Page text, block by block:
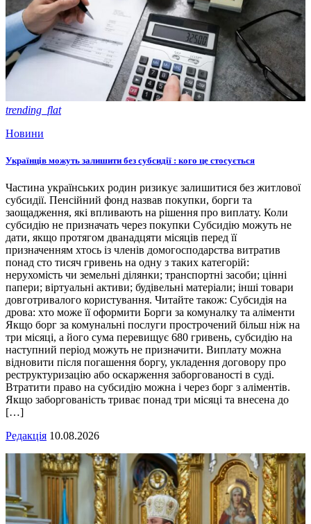
trending_flat
Новини
Українців можуть залишити без субсидії : кого це стосується
Частина українських родин ризикує залишитися без житлової
субсидії. Пенсійний фонд назвав покупки, борги та
заощадження, які впливають на рішення про виплату. Коли
субсидію не призначать через покупки Субсидію можуть не
дати, якщо протягом дванадцяти місяців перед її
призначенням хтось із членів домогосподарства витратив
понад сто тисяч гривень на одну з таких категорій:
нерухомість чи земельні ділянки; транспортні засоби; цінні
папери; віртуальні активи; будівельні матеріали; інші товари
довготривалого користування. Читайте також: Субсидія на
дрова: хто може її оформити Борги за комуналку та аліменти
Якщо борг за комунальні послуги прострочений більш ніж на
три місяці, а його сума перевищує 680 гривень, субсидію на
наступний період можуть не призначити. Виплату можна
відновити після погашення боргу, укладення договору про
реструктуризацію або оскарження заборгованості в суді.
Втратити право на субсидію можна і через борг з аліментів.
Якщо заборгованість триває понад три місяці та внесена до
[…]
Редакція 10.08.2026